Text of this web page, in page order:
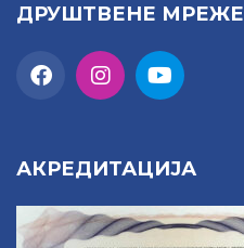
ДРУШТВЕНЕ МРЕЖЕ
АКРЕДИТАЦИЈА